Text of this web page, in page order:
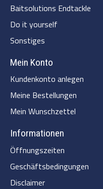
Baitsolutions Endtackle
Do it yourself
Sonstiges
Mein Konto
Kundenkonto anlegen
Meine Bestellungen
Mein Wunschzettel
Informationen
Öffnungszeiten
Geschäftsbedingungen
Disclaimer